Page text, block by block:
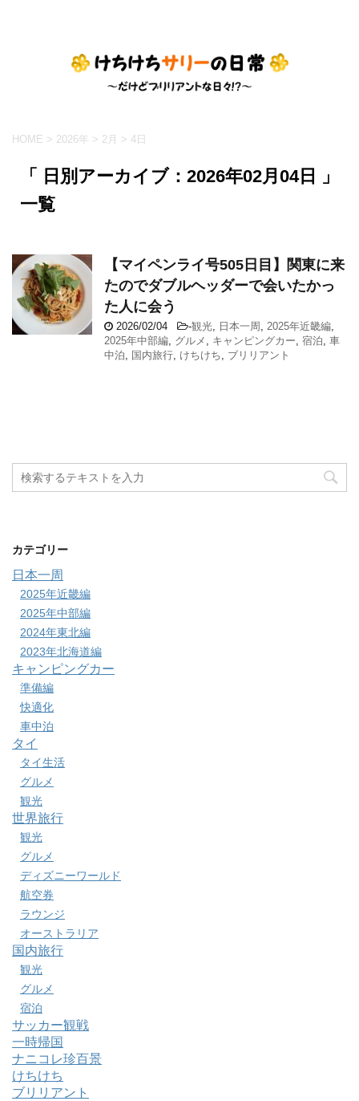
HOME > 2026年 > 2月 > 4日
「 日別アーカイブ：2026年02月04日 」
一覧
【マイペンライ号505日目】関東に来
たのでダブルヘッダーで会いたかっ
た人に会う
2026/02/04 -観光, 日本一周 , 2025年近畿編,
2025年中部編, グルメ , キャンピングカー, 宿泊, 車
中泊, 国内旅行, けちけち, ブリリアント
カテゴリー
日本一周
2025年近畿編
2025年中部編
2024年東北編
2023年北海道編
キャンピングカー
準備編
快適化
車中泊
タイ
タイ生活
グルメ
観光
世界旅行
観光
グルメ
ディズニーワールド
航空券
ラウンジ
オーストラリア
国内旅行
観光
グルメ
宿泊
サッカー観戦
一時帰国
ナニコレ珍百景
けちけち
ブリリアント